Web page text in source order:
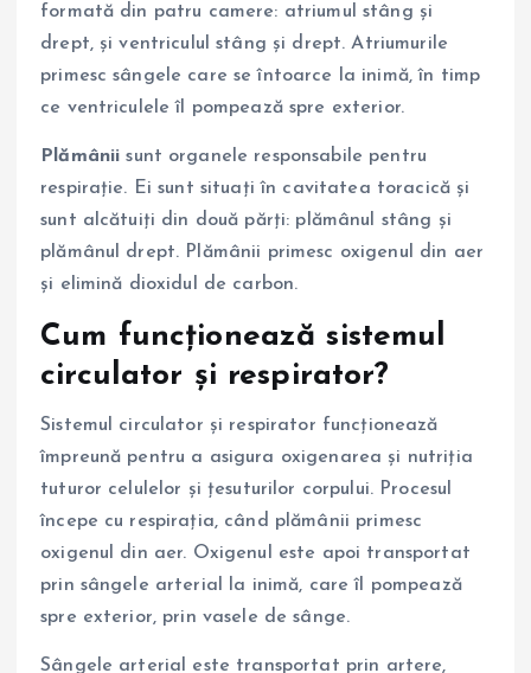
formată din patru camere: atriumul stâng și
drept, și ventriculul stâng și drept. Atriumurile
primesc sângele care se întoarce la inimă, în timp
ce ventriculele îl pompează spre exterior.
Plămânii sunt organele responsabile pentru
respirație. Ei sunt situați în cavitatea toracică și
sunt alcătuiți din două părți: plămânul stâng și
plămânul drept. Plămânii primesc oxigenul din aer
și elimină dioxidul de carbon.
Cum funcționează sistemul
circulator și respirator?
Sistemul circulator și respirator funcționează
împreună pentru a asigura oxigenarea și nutriția
tuturor celulelor și țesuturilor corpului. Procesul
începe cu respirația, când plămânii primesc
oxigenul din aer. Oxigenul este apoi transportat
prin sângele arterial la inimă, care îl pompează
spre exterior, prin vasele de sânge.
Sângele arterial este transportat prin artere,